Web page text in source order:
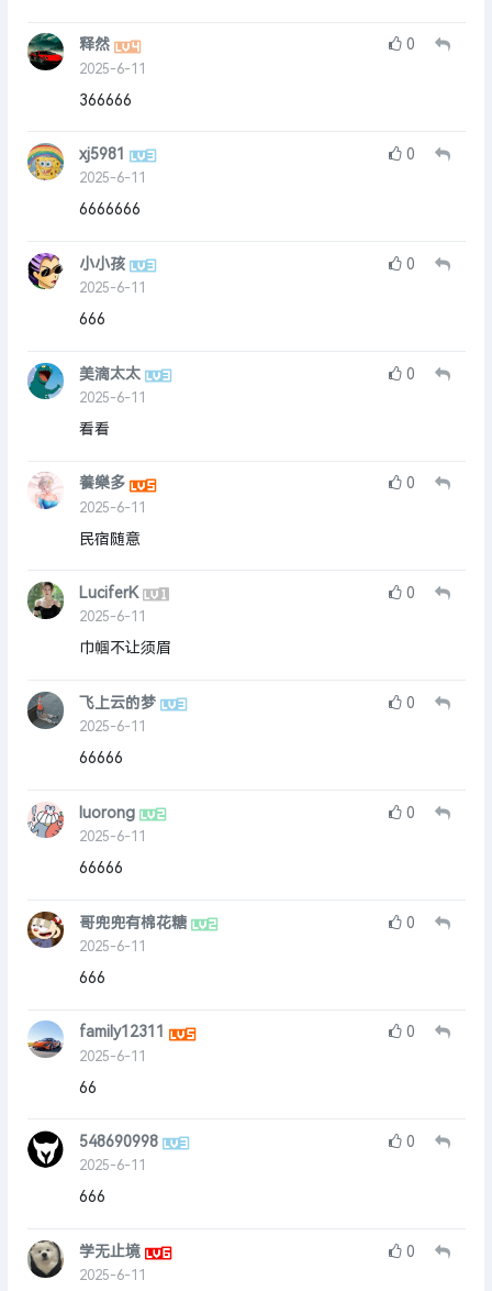
释然
2025-6-11
0
366666
xj5981
2025-6-11
0
6666666
小小孩
2025-6-11
0
666
美滴太太
2025-6-11
0
看看
養樂多
2025-6-11
0
民宿随意
LuciferK
2025-6-11
0
巾帼不让须眉
飞上云的梦
2025-6-11
0
66666
luorong
2025-6-11
0
66666
哥兜兜有棉花糖
2025-6-11
0
666
family12311
2025-6-11
0
66
548690998
2025-6-11
0
666
学无止境
2025-6-11
0